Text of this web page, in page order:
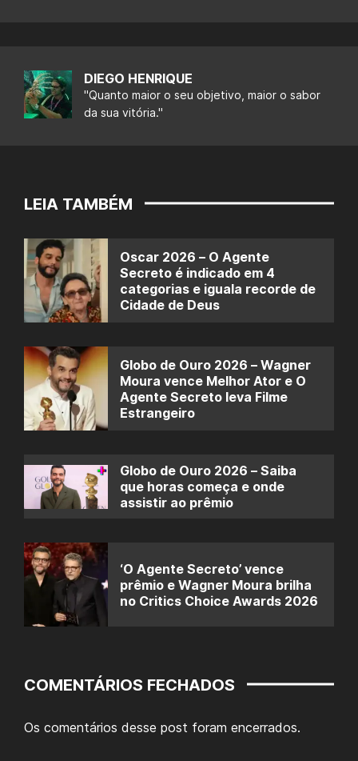
DIEGO HENRIQUE
"Quanto maior o seu objetivo, maior o sabor
da sua vitória."
LEIA TAMBÉM
Oscar 2026 – O Agente
Secreto é indicado em 4
categorias e iguala recorde de
Cidade de Deus
Globo de Ouro 2026 – Wagner
Moura vence Melhor Ator e O
Agente Secreto leva Filme
Estrangeiro
Globo de Ouro 2026 – Saiba
que horas começa e onde
assistir ao prêmio
‘O Agente Secreto’ vence
prêmio e Wagner Moura brilha
no Critics Choice Awards 2026
COMENTÁRIOS FECHADOS
Os comentários desse post foram encerrados.